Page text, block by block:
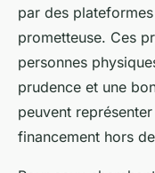
par des
prometteuse. Ces
personnes
prudence et une
peuvent
financement hors